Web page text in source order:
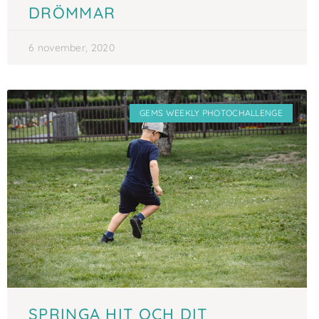
DRÖMMAR
6 november, 2020
GEMS WEEKLY PHOTOCHALLENGE
SPRINGA HIT OCH DIT